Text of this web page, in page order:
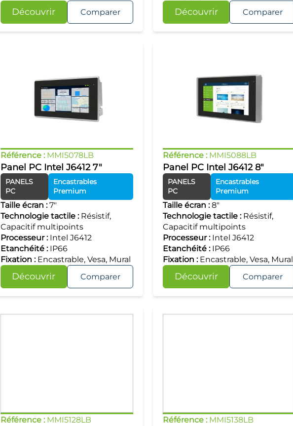
Découvrir Comparer Découvrir Comparer
Référence : MMI5078LB
Panel PC Intel J6412 7"
PANELS
PC
Encastrables
Premium
Taille écran :7"
Technologie tactile : Résistif,
Capacitif multipoints
Processeur : Intel J6412
Etanchéité : IP66
Fixation : Encastrable, Vesa, Mural
Découvrir Comparer
Référence : MMI5088LB
Panel PC Intel J6412 8"
PANELS
PC
Encastrables
Premium
Taille écran :8"
Technologie tactile : Résistif,
Capacitif multipoints
Processeur : Intel J6412
Etanchéité : IP66
Fixation : Encastrable, Vesa, Mural
Découvrir Comparer
Référence : MMI5128LB Référence : MMI5138LB